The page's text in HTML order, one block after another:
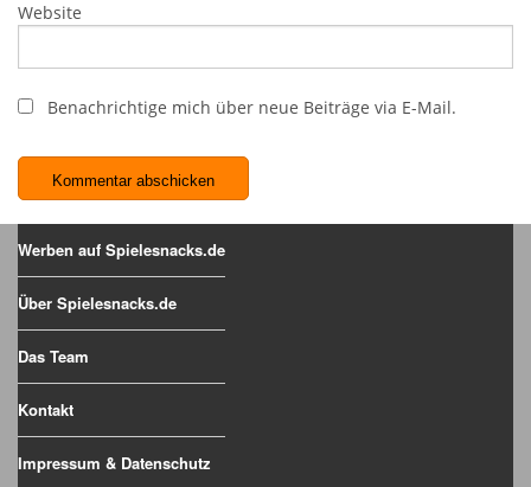
Website
Benachrichtige mich über neue Beiträge via E-Mail.
Werben auf Spielesnacks.de
Über Spielesnacks.de
Das Team
Kontakt
Impressum & Datenschutz